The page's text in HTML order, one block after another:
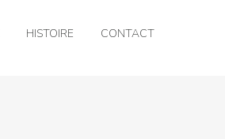
HISTOIRE CONTACT